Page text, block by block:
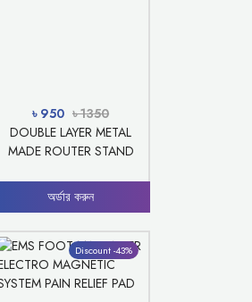
৳ 950 ৳ 1350
DOUBLE LAYER METAL
MADE ROUTER STAND
অর্ডার করুন
Discount -43%